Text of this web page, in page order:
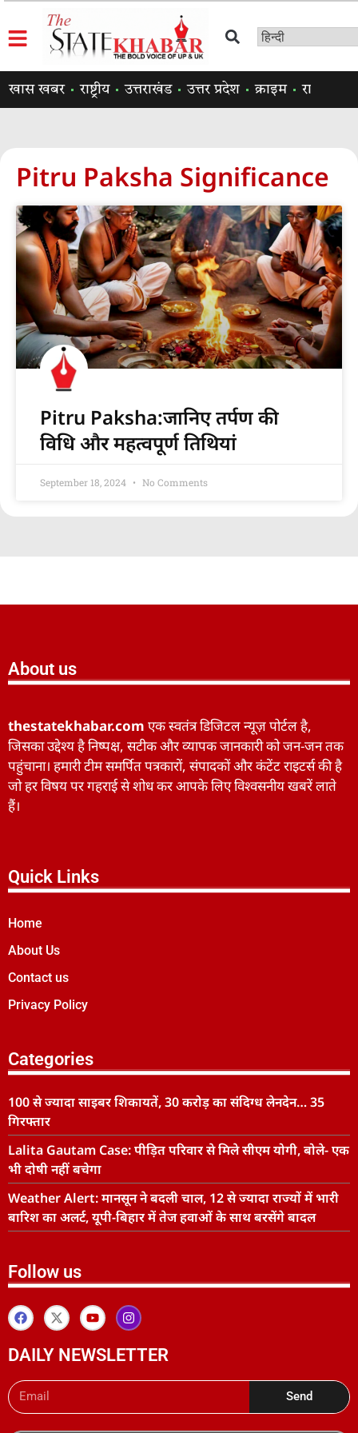
खास खबर राष्ट्रीय उत्तराखंड उत्तर प्रदेश क्राइम राजनीति
Pitru Paksha Significance
Pitru Paksha:जानिए तर्पण की
विधि और महत्वपूर्ण तिथियां
September 18, 2024 No Comments
About us
thestatekhabar.com एक स्वतंत्र डिजिटल न्यूज़ पोर्टल है,
जिसका उद्देश्य है निष्पक्ष, सटीक और व्यापक जानकारी को जन-जन तक
पहुंचाना। हमारी टीम समर्पित पत्रकारों, संपादकों और कंटेंट राइटर्स की है
जो हर विषय पर गहराई से शोध कर आपके लिए विश्वसनीय खबरें लाते
हैं।
Quick Links
Home
About Us
Contact us
Privacy Policy
Categories
100 से ज्यादा साइबर शिकायतें, 30 करोड़ का संदिग्ध लेनदेन… 35
गिरफ्तार
Lalita Gautam Case: पीड़ित परिवार से मिले सीएम योगी, बोले- एक
भी दोषी नहीं बचेगा
Weather Alert: मानसून ने बदली चाल, 12 से ज्यादा राज्यों में भारी
बारिश का अलर्ट, यूपी-बिहार में तेज हवाओं के साथ बरसेंगे बादल
Follow us
DAILY NEWSLETTER
Send